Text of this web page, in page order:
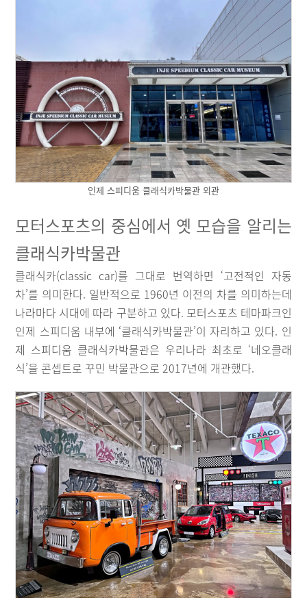
인제 스피디움 클래식카박물관 외관
모터스포츠의 중심에서 옛 모습을 알리는
클래식카박물관
클래식카(classic car)를 그대로 번역하면 ‘고전적인 자동
차’를 의미한다. 일반적으로 1960년 이전의 차를 의미하는데
나라마다 시대에 따라 구분하고 있다. 모터스포츠 테마파크인
인제 스피디움 내부에 ‘클래식카박물관’이 자리하고 있다. 인
제 스피디움 클래식카박물관은 우리나라 최초로 ‘네오클래
식’을 콘셉트로 꾸민 박물관으로 2017년에 개관했다.